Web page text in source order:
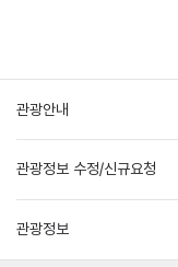
관광안내
관광정보 수정/신규요청
관광정보